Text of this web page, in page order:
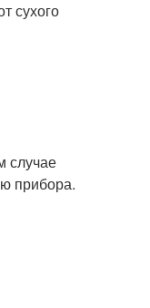
сухого
случае
прибора.